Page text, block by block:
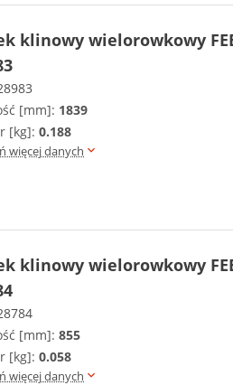
klinowy wielorowkowy
[mm]: 1839
[kg]: 0.188
więcej danych
klinowy wielorowkowy
[mm]: 855
[kg]: 0.058
więcej danych